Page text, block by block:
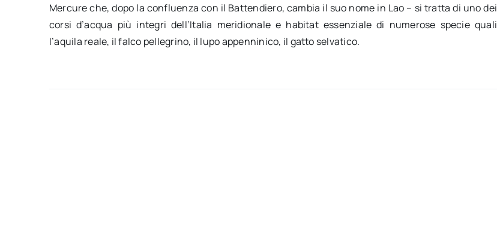
Mercure che, dopo la confluenza con il Battendiero, cambia il suo nome in Lao – si tratta di uno dei
corsi d’acqua più integri dell’Italia meridionale e habitat essenziale di numerose specie quali
l’aquila reale, il falco pellegrino, il lupo appenninico, il gatto selvatico.